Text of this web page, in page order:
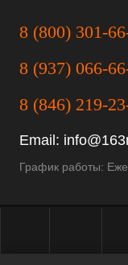
8 (800) 301-
8 (937) 066-
8 (846) 219-
Email:
График работы: